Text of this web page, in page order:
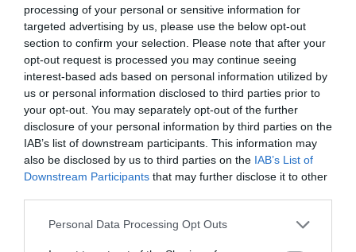
processing of your personal or sensitive information for
targeted advertising by us, please use the below opt-out
section to confirm your selection. Please note that after your
opt-out request is processed you may continue seeing
interest-based ads based on personal information utilized by
us or personal information disclosed to third parties prior to
your opt-out. You may separately opt-out of the further
disclosure of your personal information by third parties on the
IAB’s list of downstream participants. This information may
also be disclosed by us to third parties on the IAB’s List of
Downstream Participants that may further disclose it to other
Personal Data Processing Opt Outs
TEISA 1920: Mobilitat en autocar
Redacció|03/11/2023